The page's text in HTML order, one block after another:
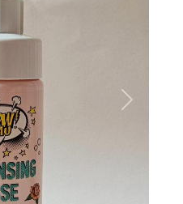
Назад